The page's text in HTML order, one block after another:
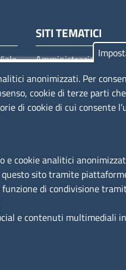
SITI TEMATICI
Amministrazione
Amministrazione
Amministrazione
Dichiarazione di
SEGUICI SU
anonimizzati. Per
cookie di terze parti
di cookie di cui consente
e cookie analitici
sito tramite
di condivisione
e contenuti